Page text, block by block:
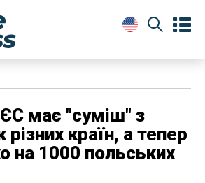
ЄС має "суміш" з
різних країн, а тепер
на 1000 польських